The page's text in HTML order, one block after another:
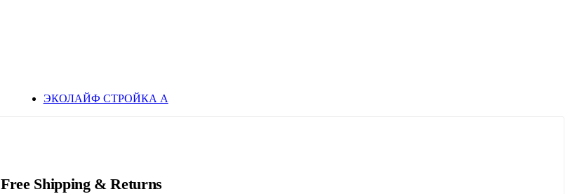
ЭКОЛАЙФ СТРОЙКА А
Free Shipping & Returns